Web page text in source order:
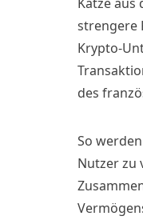
strengere
Krypto-
des
So
Nutzer zu